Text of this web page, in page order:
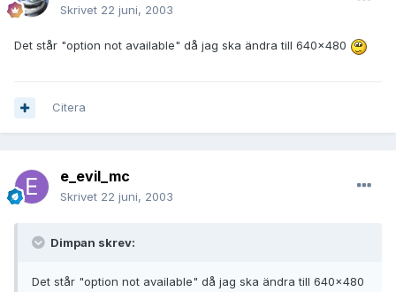
Skrivet 22 juni, 2003
Det står "option not available" då jag ska ändra till 640x480
Citera
e_evil_mc
Skrivet 22 juni, 2003
Dimpan skrev:
Det står "option not available" då jag ska ändra till 640x480